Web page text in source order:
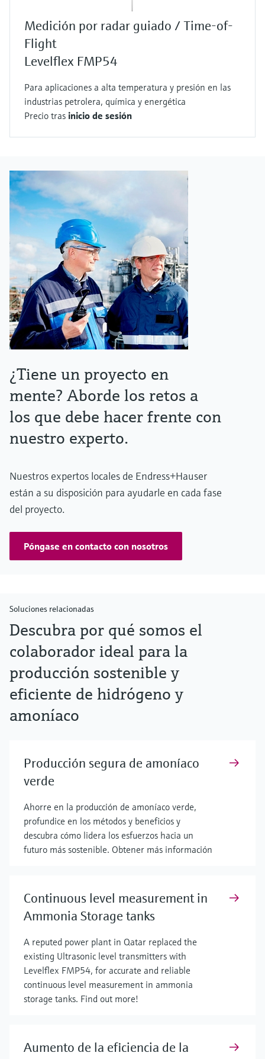
Medición por radar guiado / Time-of-
Flight
Levelflex FMP54
Para aplicaciones a alta temperatura y presión en las
industrias petrolera, química y energética
Precio tras inicio de sesión
¿Tiene un proyecto en
mente? Aborde los retos a
los que debe hacer frente con
nuestro experto.
Nuestros expertos locales de Endress+Hauser
están a su disposición para ayudarle en cada fase
del proyecto.
Póngase en contacto con nosotros
Soluciones relacionadas
Descubra por qué somos el
colaborador ideal para la
producción sostenible y
eficiente de hidrógeno y
amoníaco
Producción segura de amoníaco
verde
Ahorre en la producción de amoníaco verde,
profundice en los métodos y beneficios y
descubra cómo lidera los esfuerzos hacia un
futuro más sostenible. Obtener más información
Continuous level measurement in
Ammonia Storage tanks
A reputed power plant in Qatar replaced the
existing Ultrasonic level transmitters with
Levelflex FMP54, for accurate and reliable
continuous level measurement in ammonia
storage tanks. Find out more!
Aumento de la eficiencia de la